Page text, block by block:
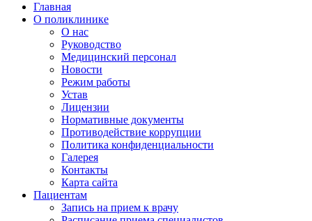
Главная
О поликлинике
О нас
Руководство
Медицинский персонал
Новости
Режим работы
Устав
Лицензии
Нормативные документы
Противодействие коррупции
Политика конфиденциальности
Галерея
Контакты
Карта сайта
Пациентам
Запись на прием к врачу